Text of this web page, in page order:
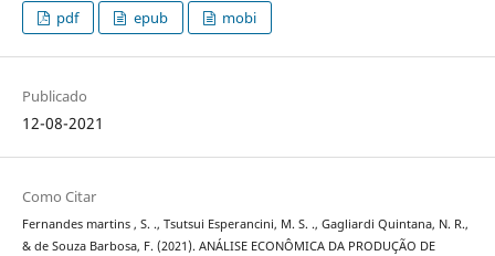
pdf epub mobi
Publicado
12-08-2021
Como Citar
Fernandes martins , S. ., Tsutsui Esperancini, M. S. ., Gagliardi Quintana, N. R.,
& de Souza Barbosa, F. (2021). ANÁLISE ECONÔMICA DA PRODUÇÃO DE